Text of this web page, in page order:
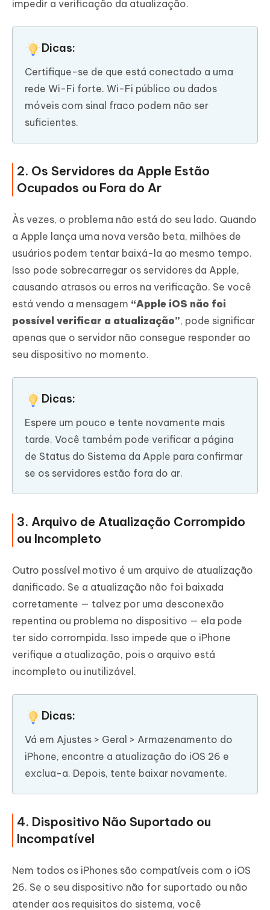
impedir a verificação da atualização.
Dicas:
Certifique-se de que está conectado a uma
rede Wi-Fi forte. Wi-Fi público ou dados
móveis com sinal fraco podem não ser
suficientes.
2. Os Servidores da Apple Estão
Ocupados ou Fora do Ar
Às vezes, o problema não está do seu lado. Quando
a Apple lança uma nova versão beta, milhões de
usuários podem tentar baixá-la ao mesmo tempo.
Isso pode sobrecarregar os servidores da Apple,
causando atrasos ou erros na verificação. Se você
está vendo a mensagem “Apple iOS não foi
possível verificar a atualização”, pode significar
apenas que o servidor não consegue responder ao
seu dispositivo no momento.
Dicas:
Espere um pouco e tente novamente mais
tarde. Você também pode verificar a página
de Status do Sistema da Apple para confirmar
se os servidores estão fora do ar.
3. Arquivo de Atualização Corrompido
ou Incompleto
Outro possível motivo é um arquivo de atualização
danificado. Se a atualização não foi baixada
corretamente — talvez por uma desconexão
repentina ou problema no dispositivo — ela pode
ter sido corrompida. Isso impede que o iPhone
verifique a atualização, pois o arquivo está
incompleto ou inutilizável.
Dicas:
Vá em Ajustes > Geral > Armazenamento do
iPhone, encontre a atualização do iOS 26 e
exclua-a. Depois, tente baixar novamente.
4. Dispositivo Não Suportado ou
Incompatível
Nem todos os iPhones são compatíveis com o iOS
26. Se o seu dispositivo não for suportado ou não
atender aos requisitos do sistema, você